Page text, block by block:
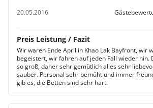
20.05.2016
Preis Leistung / Fazit
Wir waren Ende April in Khao Lak Bayfront, wir
begeistert, wir fahren auf jeden Fall wieder hin.
so groß, daher sehr gemütlich alles sehr
sauber. Personal sehr bemüht und immer
gib es, die Betten sind sehr hart.